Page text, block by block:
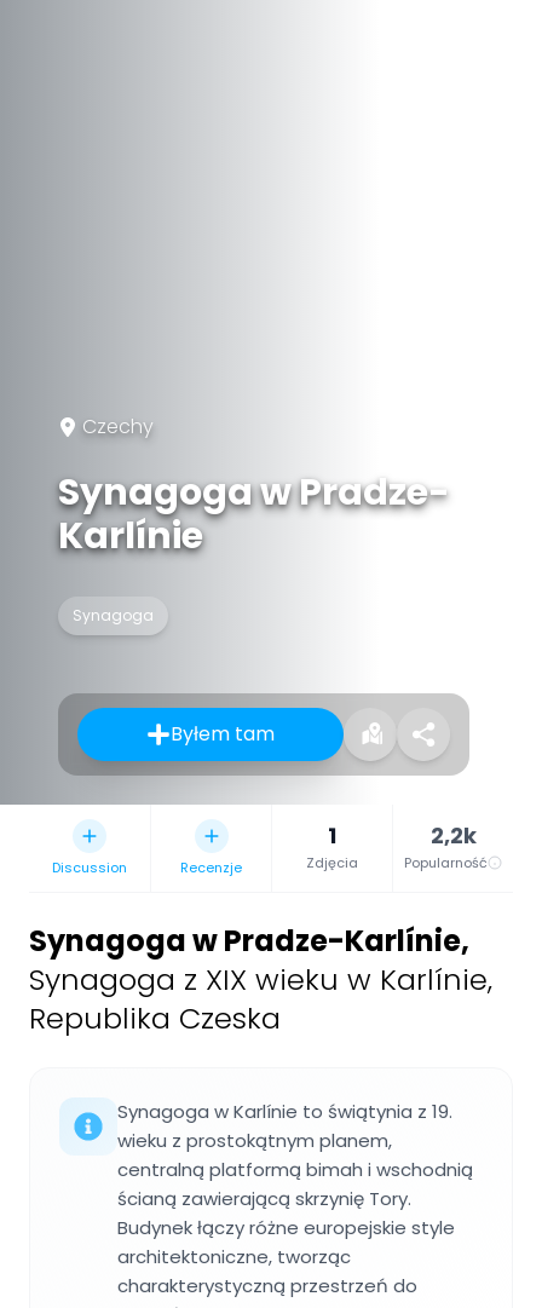
Czechy
Synagoga w Pradze-
Karlínie
Synagoga
Byłem tam
Discussion Recenzje
1
Zdjęcia
2,2k
Popularność
Synagoga w Pradze-Karlínie,
Synagoga z XIX wieku w Karlínie,
Republika Czeska
Synagoga w Karlínie to świątynia z 19.
wieku z prostokątnym planem,
centralną platformą bimah i wschodnią
ścianą zawierającą skrzynię Tory.
Budynek łączy różne europejskie style
architektoniczne, tworząc
charakterystyczną przestrzeń do